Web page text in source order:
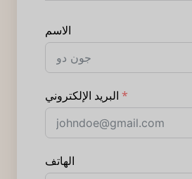
الاسم
البريد الإلكتروني
الهاتف